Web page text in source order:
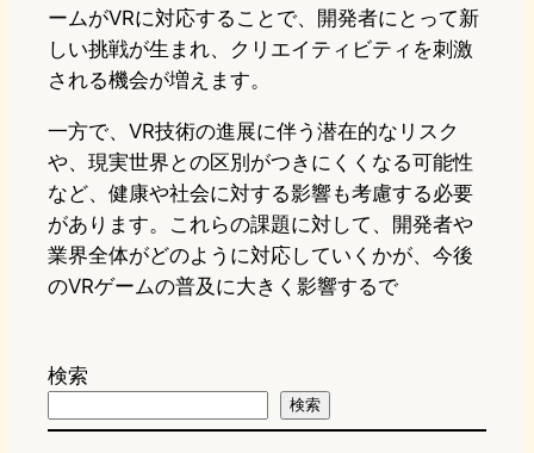
ームがVRに対応することで、開発者にとって新
しい挑戦が生まれ、クリエイティビティを刺激
される機会が増えます。
一方で、VR技術の進展に伴う潜在的なリスク
や、現実世界との区別がつきにくくなる可能性
など、健康や社会に対する影響も考慮する必要
があります。これらの課題に対して、開発者や
業界全体がどのように対応していくかが、今後
のVRゲームの普及に大きく影響するで
検索
検索